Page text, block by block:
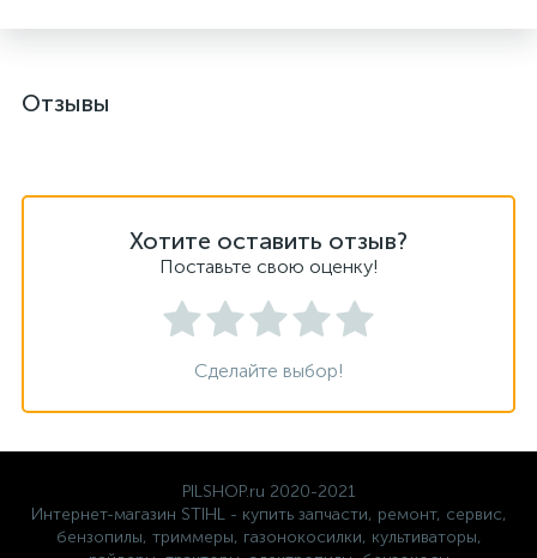
Отзывы
Хотите оставить отзыв?
Поставьте свою оценку!
Сделайте выбор!
PILSHOP.ru 2020-2021
Интернет-магазин STIHL - купить запчасти, ремонт, сервис,
бензопилы, триммеры, газонокосилки, культиваторы,